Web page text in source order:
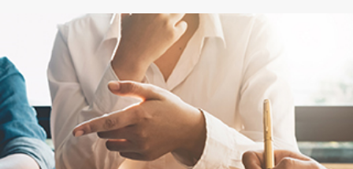
قطع غيار فورد الأصلية
اتصل بنا